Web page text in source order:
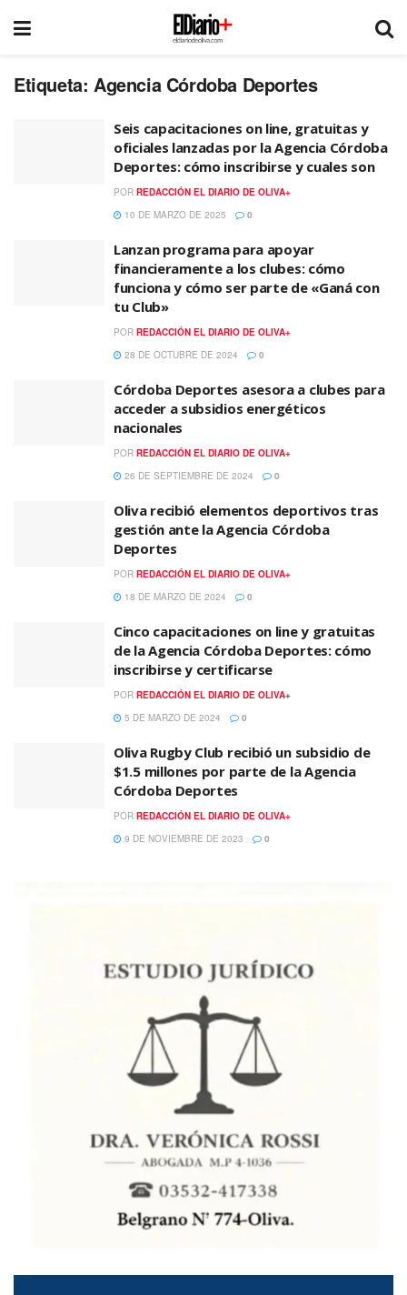
Etiqueta: Agencia Córdoba Deportes
Seis capacitaciones on line, gratuitas y
oficiales lanzadas por la Agencia Córdoba
Deportes: cómo inscribirse y cuales son
POR REDACCIÓN EL DIARIO DE OLIVA+
10 DE MARZO DE 2025
0
Lanzan programa para apoyar
financieramente a los clubes: cómo
funciona y cómo ser parte de «Ganá con
tu Club»
POR REDACCIÓN EL DIARIO DE OLIVA+
28 DE OCTUBRE DE 2024
0
Córdoba Deportes asesora a clubes para
acceder a subsidios energéticos
nacionales
POR REDACCIÓN EL DIARIO DE OLIVA+
26 DE SEPTIEMBRE DE 2024
0
Oliva recibió elementos deportivos tras
gestión ante la Agencia Córdoba
Deportes
POR REDACCIÓN EL DIARIO DE OLIVA+
18 DE MARZO DE 2024
0
Cinco capacitaciones on line y gratuitas
de la Agencia Córdoba Deportes: cómo
inscribirse y certificarse
POR REDACCIÓN EL DIARIO DE OLIVA+
5 DE MARZO DE 2024
0
Oliva Rugby Club recibió un subsidio de
$1.5 millones por parte de la Agencia
Córdoba Deportes
POR REDACCIÓN EL DIARIO DE OLIVA+
9 DE NOVIEMBRE DE 2023
0